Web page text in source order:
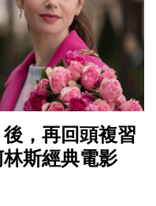
，再回頭複習
斯經典電影